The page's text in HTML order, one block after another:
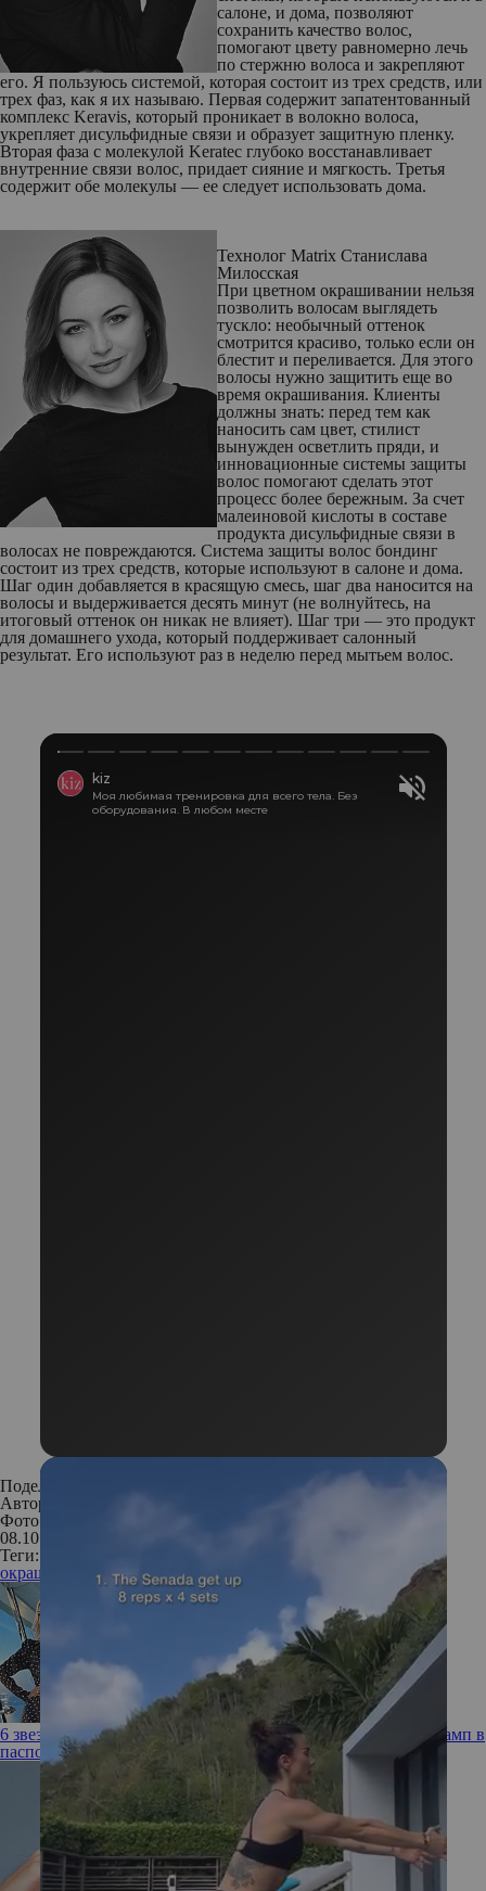
салоне, и дома, позволяют
сохранить качество волос,
помогают цвету равномерно лечь
по стержню волоса и закрепляют
его. Я пользуюсь системой, которая состоит из трех средств, или
трех фаз, как я их называю. Первая содержит запатентованный
комплекс Keravis, который проникает в волокно волоса,
укрепляет дисульфидные связи и образует защитную пленку.
Вторая фаза с молекулой Keratec глубоко восстанавливает
внутренние связи волос, придает сияние и мягкость. Третья
содержит обе молекулы — ее следует использовать дома.
Технолог Matrix Станислава
Милосская
При цветном окрашивании нельзя
позволить волосам выглядеть
тускло: необычный оттенок
смотрится красиво, только если он
блестит и переливается. Для этого
волосы нужно защитить еще во
время окрашивания. Клиенты
должны знать: перед тем как
наносить сам цвет, стилист
вынужден осветлить пряди, и
инновационные системы защиты
волос помогают сделать этот
процесс более бережным. За счет
малеиновой кислоты в составе
продукта дисульфидные связи в
волосах не повреждаются. Система защиты волос бондинг
состоит из трех средств, которые используют в салоне и дома.
Шаг один добавляется в красящую смесь, шаг два наносится на
волосы и выдерживается десять минут (не волнуйтесь, на
итоговый оттенок он никак не влияет). Шаг три — это продукт
для домашнего ухода, который поддерживает салонный
результат. Его используют раз в неделю перед мытьем волос.
Поделиться:
Автор:
Фото: Legion Media
08.10.2017
Теги:
окрашивание волосцветное окрашивание
6 звезд, которые сыграли свадьбу, но так и не поставили штамп в
паспорте